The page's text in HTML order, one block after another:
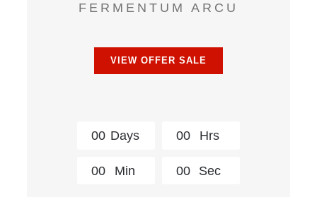
FERMENTUM ARCU
VIEW OFFER SALE
00 Days 00 Hrs
00 Min 00 Sec